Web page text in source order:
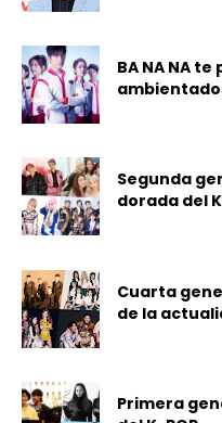
BA NA NA
Segunda
dorada del
Cuarta
de la
Primera